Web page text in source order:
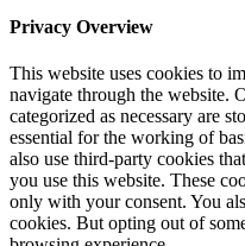
Privacy Overview
This website uses cookies to
navigate through the website.
categorized as necessary are
essential for the working of
also use third-party cookies
you use this website. These
only with your consent. You
cookies. But opting out of